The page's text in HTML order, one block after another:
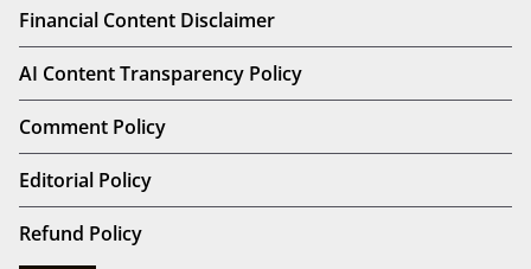
Financial Content Disclaimer
AI Content Transparency Policy
Comment Policy
Editorial Policy
Refund Policy